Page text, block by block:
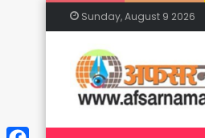
Sunday, August 9 2026